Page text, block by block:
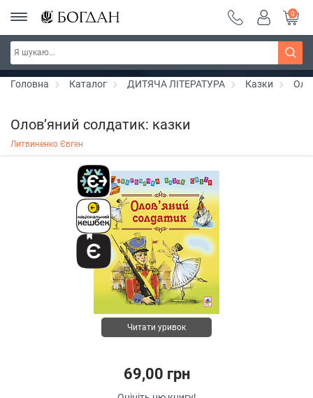
РОЗПРОДАЖ ~ 150 грн ~ 200 грн ~ 250 грн ~
300 грн ~ РОЗПРОДАЖ
Дізнатись більше
0
Головна Каталог ДИТЯЧА ЛІТЕРАТУРА Казки
Олов’яний солдатик: казки
Литвиненко Євген
Читати уривок
69,00 грн